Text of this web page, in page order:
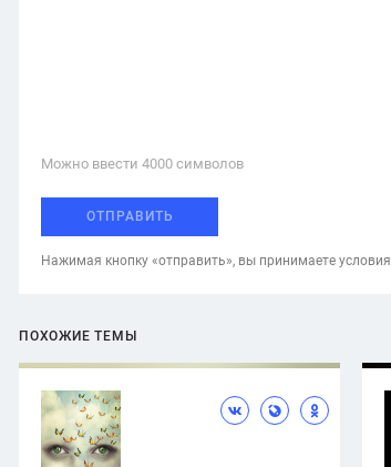
Можно ввести 4000 cимволов
ОТПРАВИТЬ
Нажимая кнопку «отправить», вы принимаете условия
ПОХОЖИЕ ТЕМЫ